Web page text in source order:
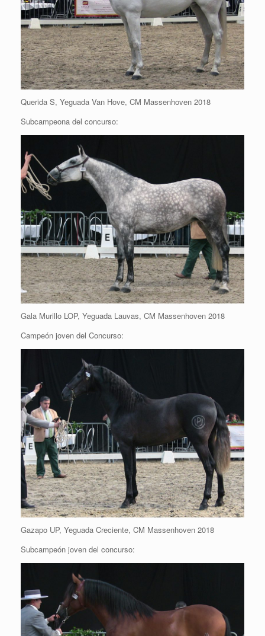
Querida S, Yeguada Van Hove, CM Massenhoven 2018
Subcampeona del concurso:
Gala Murillo LOP, Yeguada Lauvas, CM Massenhoven 2018
Campeón joven del Concurso:
Gazapo UP, Yeguada Creciente, CM Massenhoven 2018
Subcampeón joven del concurso: